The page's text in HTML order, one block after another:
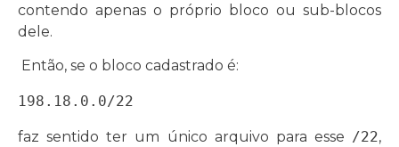
contendo apenas o próprio bloco ou sub-blocos
dele.
Então, se o bloco cadastrado é:
198.18.0.0/22
faz sentido ter um único arquivo para esse /22,